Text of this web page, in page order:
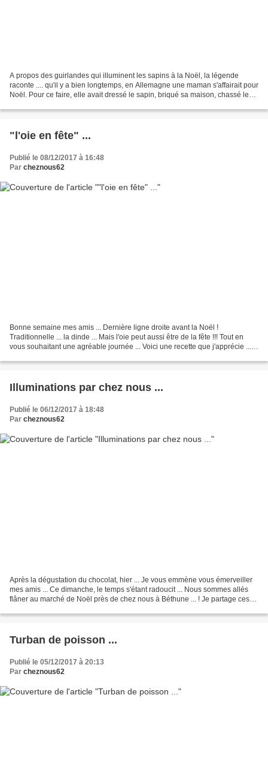
A propos des guirlandes qui illuminent les sapins à la Noël, la légende
raconte .... qu'il y a bien longtemps, en Allemagne une maman s'affairait pour
Noël. Pour ce faire, elle avait dressé le sapin, briqué sa maison, chassé les
"l'oie en fête" ...
Publié le 08/12/2017 à 16:48
Par cheznous62
Bonne semaine mes amis ... Dernière ligne droite avant la Noël !
Traditionnelle ... la dinde ... Mais l'oie peut aussi être de la fête !!! Tout en
vous souhaitant une agréable journée ... Voici une recette que j'apprécie ....
Illuminations par chez nous ...
Publié le 06/12/2017 à 18:48
Par cheznous62
Après la dégustation du chocolat, hier ... Je vous emmène vous émerveiller
mes amis ... Ce dimanche, le temps s'étant radoucit ... Nous sommes allés
flâner au marché de Noël près de chez nous à Béthune ... ! Je partage ces
Turban de poisson ...
Publié le 05/12/2017 à 20:13
Par cheznous62